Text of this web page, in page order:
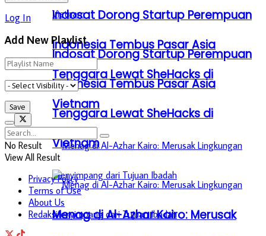
Indosat Dorong Startup Perempuan
Indonesia Tembus Pasar Asia
Tenggara Lewat SheHacks di
Vietnam
Menag di Al-Azhar Kairo: Merusak
Indosat Dorong Startup Perempuan
Indonesia Tembus Pasar Asia
Tenggara Lewat SheHacks di
Vietnam
Log In
Add New Playlist
No Result
View All Result
Privacy Policy
Terms of Use
About Us
Redaksi